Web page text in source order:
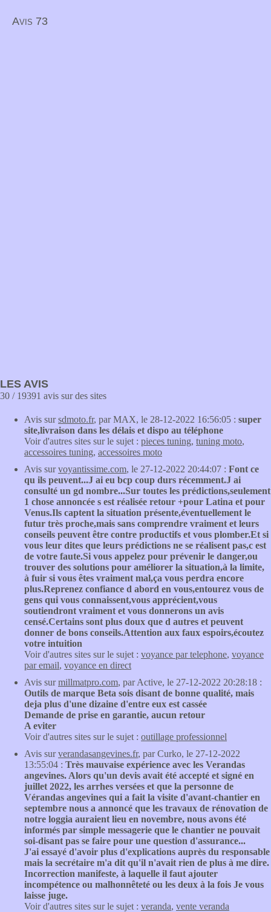
Avis 73
LES AVIS
30 / 19391 avis sur des sites
Avis sursdmoto.fr, par MAX, le 28-12-2022 16:56:05 : super
site,livraison dans les délais et dispo au téléphone
Voir d'autres sites sur le sujet : pieces tuning, tuning moto,
accessoires tuning, accessoires moto
Avis survoyantissime.com, le 27-12-2022 20:44:07 : Font ce
qu ils peuvent...J ai eu bcp coup durs récemment.J ai
consulté un gd nombre...Sur toutes les prédictions,seulement
1 chose annoncée s est réalisée retour +pour Latina et pour
Venus.Ils captent la situation présente,éventuellement le
futur très proche,mais sans comprendre vraiment et leurs
conseils peuvent être contre productifs et vous plomber.Et si
vous leur dites que leurs prédictions ne se réalisent pas,c est
de votre faute.Si vous appelez pour prévenir le danger,ou
trouver des solutions pour améliorer la situation,à la limite,
à fuir si vous êtes vraiment mal,ça vous perdra encore
plus.Reprenez confiance d abord en vous,entourez vous de
gens qui vous connaissent,vous apprécient,vous
soutiendront vraiment et vous donnerons un avis
censé.Certains sont plus doux que d autres et peuvent
donner de bons conseils.Attention aux faux espoirs,écoutez
votre intuition
Voir d'autres sites sur le sujet : voyance par telephone, voyance
par email, voyance en direct
Avis surmillmatpro.com, par Active, le 27-12-2022 20:28:18 :
Outils de marque Beta sois disant de bonne qualité, mais
deja plus d'une dizaine d'entre eux est cassée
Demande de prise en garantie, aucun retour
A eviter
Voir d'autres sites sur le sujet : outillage professionnel
Avis surverandasangevines.fr, par Curko, le 27-12-2022
13:55:04 : Très mauvaise expérience avec les Verandas
angevines. Alors qu'un devis avait été accepté et signé en
juillet 2022, les arrhes versées et que la personne de
Vérandas angevines qui a fait la visite d'avant-chantier en
septembre nous a annoncé que les travaux de rénovation de
notre loggia auraient lieu en novembre, nous avons été
informés par simple messagerie que le chantier ne pouvait
soi-disant pas se faire pour une question d'assurance...
J'ai essayé d'avoir plus d'explications auprès du responsable
mais la secrétaire m'a dit qu'il n'avait rien de plus à me dire.
Incorrection manifeste, à laquelle il faut ajouter
incompétence ou malhonnêteté ou les deux à la fois Je vous
laisse juge.
Voir d'autres sites sur le sujet : veranda, vente veranda